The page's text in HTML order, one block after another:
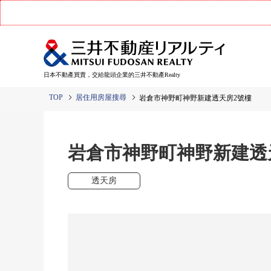
日本不動產買賣，交給龍頭企業的三井不動產Realty
TOP 居住用房屋搜尋 岩倉市神野町神野新建透天房2號樓
岩倉市神野町神野新建
透天房